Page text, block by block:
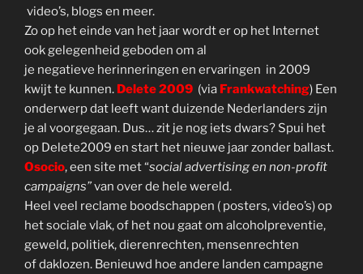
video’s, blogs en meer.
Zo op het einde van het jaar wordt er op het Internet
ook gelegenheid geboden om al
je negatieve herinneringen en ervaringen in 2009
kwijt te kunnen. Delete 2009 (via Frankwatching) Een
onderwerp dat leeft want duizende Nederlanders zijn
je al voorgegaan. Dus… zit je nog iets dwars? Spui het
op Delete2009 en start het nieuwe jaar zonder ballast.
Osocio, een site met “social advertisingen non-profit
campaigns”van over de hele wereld.
Heel veel reclame boodschappen ( posters, video’s) op
het sociale vlak, of het nou gaat om alcoholpreventie,
geweld, politiek, dierenrechten, mensenrechten
of daklozen. Benieuwd hoe andere landen campagne